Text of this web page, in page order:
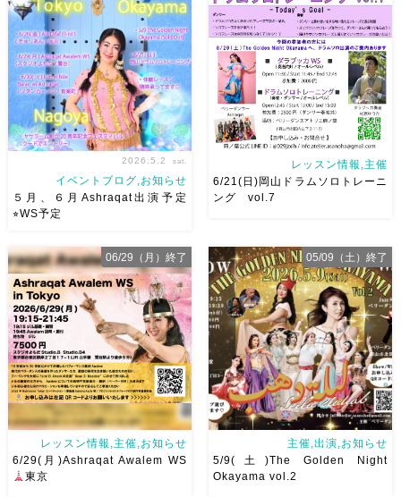
ださい
お待ちしています
Ashraqat Show Schedule
岡山・8/22(土) […]
体を動かせる
音楽とともに
踊ることでリフレッシュ
表
現することで違う自分になれる
などなど ₊˚ […]
５月、６月Ashraqat出演予定
とWS予定まとめました
みな
さんにたくさんお会いできます
ように
2026.5.2 sat.
イベントブログ,お知らせ
５月、６月Ashraqat出演予定
⭐︎WS予定
一年と二ヶ月ぶりの岡山ドラム
ソロトレーニング vol.7
今回
は6/21(日)開催です！ 最初にド
ラムソロトレーニングの予習的
なオールレベルダラブッカWS
もありますので奏者の方はぜひ
奏者の方もダン […]
レッスン情報,主催
6/21(日)岡山ドラムソロトレーニ
ング vol.7
レッスン情報,主催,お知らせ
6/29(月)Ashraqat Awalem WS
東京
06/29（月）終了
主催,出演,お知らせ
5/9(土)The Golden Night
Okayama vol.2
05/09（土）終了